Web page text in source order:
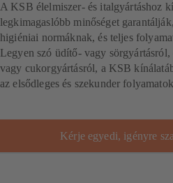
A KSB élelmiszer- és italgyártáshoz
legkimagaslóbb minőséget
higiéniai normáknak, és teljes
Legyen szó üdítő- vagy
vagy cukorgyártásról, a KSB
az elsődleges és szekunder
Kérje egyedi, igényre